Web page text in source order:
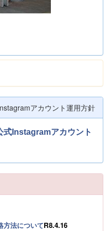
アカウント運用方針
式Instagramアカウント
方法についてR8.4.16